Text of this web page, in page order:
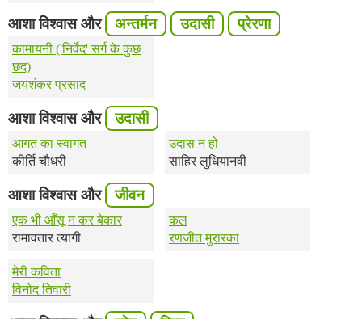
आशा विश्वास और अन्तर्मन उदासी प्रेरणा
कामायनी ('निर्वेद' सर्ग के कुछ
छंद)
जयशंकर प्रसाद
आशा विश्वास और उदासी
आगत का स्वागत
कीर्ति चौधरी
उदास न हो
साहिर लुधियानवी
आशा विश्वास और जीवन
एक भी आँसू न कर बेकार
रामावतार त्यागी
कल
रणजीत मुरारका
मेरी कविता
विनोद तिवारी